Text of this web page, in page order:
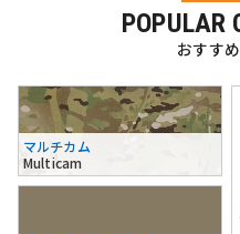
POPULAR
おすす
マルチカム
Multicam